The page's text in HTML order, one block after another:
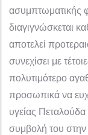
ασυμπτωματικής
διαγιγνώσκεται
αποτελεί
συνεχίσει με
πολυτιμότερο
προσωπικά να
υγείας
συμβολή του